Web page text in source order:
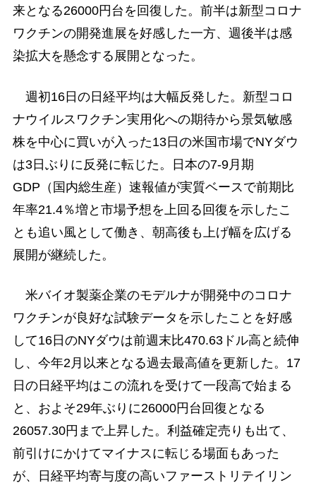
来となる26000円台を回復した。前半は新型コロナ
ワクチンの開発進展を好感した一方、週後半は感
染拡大を懸念する展開となった。
週初16日の日経平均は大幅反発した。新型コロ
ナウイルスワクチン実用化への期待から景気敏感
株を中心に買いが入った13日の米国市場でNYダウ
は3日ぶりに反発に転じた。日本の7-9月期
GDP（国内総生産）速報値が実質ベースで前期比
年率21.4％増と市場予想を上回る回復を示したこ
とも追い風として働き、朝高後も上げ幅を広げる
展開が継続した。
米バイオ製薬企業のモデルナが開発中のコロナ
ワクチンが良好な試験データを示したことを好感
して16日のNYダウは前週末比470.63ドル高と続伸
し、今年2月以来となる過去最高値を更新した。17
日の日経平均はこの流れを受けて一段高で始まる
と、およそ29年ぶりに26000円台回復となる
26057.30円まで上昇した。利益確定売りも出て、
前引けにかけてマイナスに転じる場面もあった
が、日経平均寄与度の高いファーストリテイリン